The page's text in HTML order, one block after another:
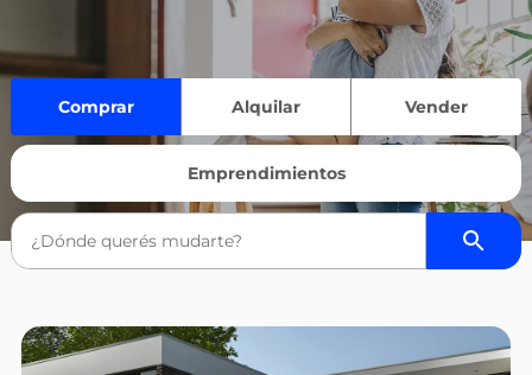
Comprar Alquilar Vender
Emprendimientos